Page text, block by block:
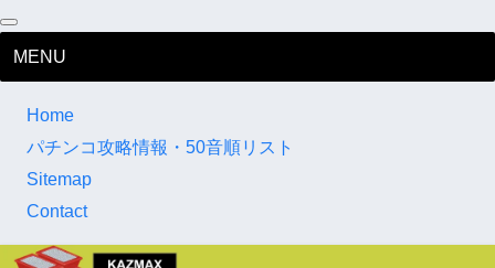
MENU
Home
パチンコ攻略情報・50音順リスト
Sitemap
Contact